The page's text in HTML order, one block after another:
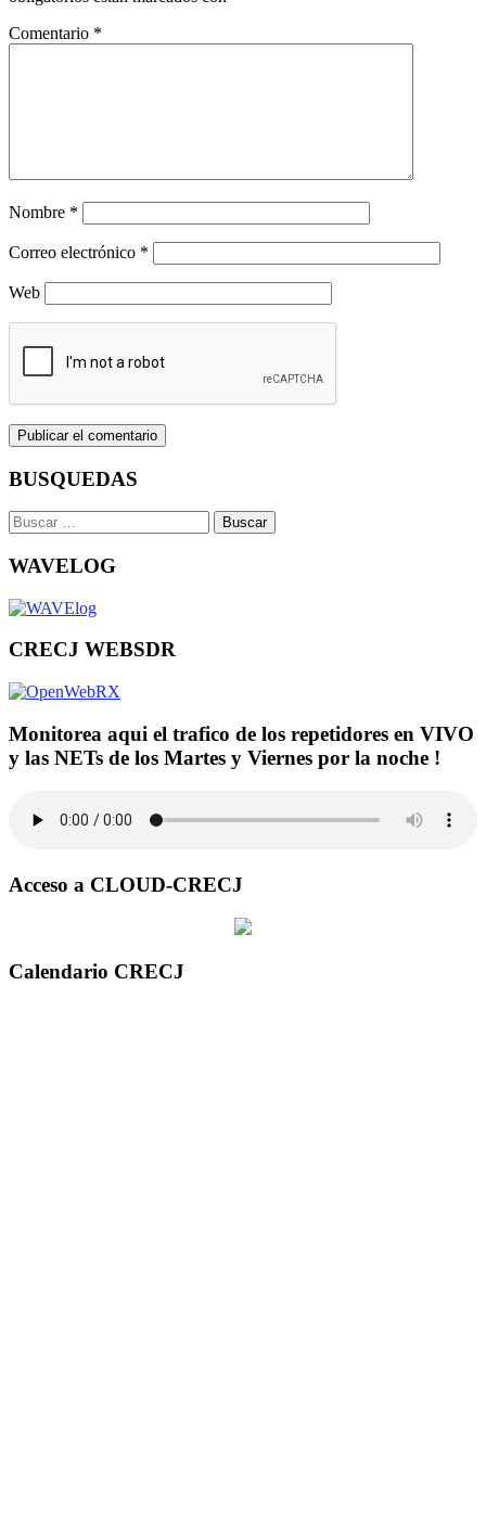
Comentario *
Nombre *
Correo electrónico *
Web
BUSQUEDAS
Buscar:
WAVELOG
CRECJ WEBSDR
Monitorea aqui el trafico de los repetidores en VIVO
y las NETs de los Martes y Viernes por la noche !
Acceso a CLOUD-CRECJ
Calendario CRECJ